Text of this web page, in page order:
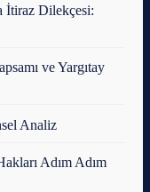
İtiraz Dilekçesi:
ve Yargıtay
Analiz
Adım Adım